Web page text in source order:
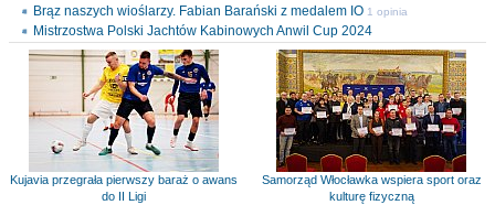
Brąz naszych wioślarzy. Fabian Barański z medalem IO 1 opinia
Mistrzostwa Polski Jachtów Kabinowych Anwil Cup 2024
Kujavia przegrała pierwszy baraż o awans
do II Ligi
Samorząd Włocławka wspiera sport oraz
kulturę fizyczną